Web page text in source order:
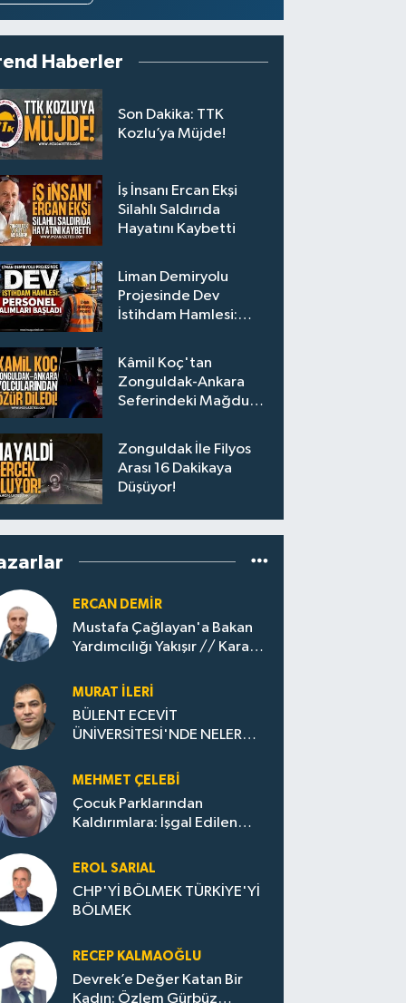
Haberler
Son Dakika: TTK
Kozlu’ya Müjde!
İş İnsanı Ercan Ekşi
Silahlı Saldırıda
Hayatını Kaybetti
Liman Demiryolu
Projesinde Dev
İstihdam Hamlesi:
Kâmil Koç'tan
Zonguldak-Ankara
Seferindeki Mağdur
Zonguldak İle Filyos
Arası 16 Dakikaya
Düşüyor!
ERCAN DEMIR
Mustafa Çağlayan'a Bakan
Yardımcılığı Yakışır // ​Kara
Zonguldak'ın Dönüşümü..
MURAT İLERI
BÜLENT ECEVİT
ÜNİVERSİTESİ'NDE NELER
MEHMET ÇELEBI
Çocuk Parklarından
Kaldırımlara: İşgal Edilen
Evler Çöp Dolu
EROL SARIAL
CHP'Yİ BÖLMEK TÜRKİYE'Yİ
BÖLMEK
RECEP KALMAOĞLU
Devrek’e Değer Katan Bir
Kadın: Özlem Gürbüz